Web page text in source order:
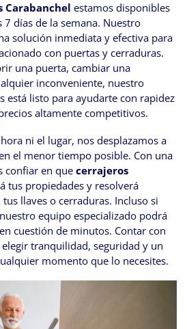
Carabanchel estamos disponibles
días de la semana. Nuestro
solución inmediata y efectiva para
con puertas y cerraduras.
una puerta, cambiar una
inconveniente, nuestro
está listo para ayudarte con rapidez
altamente competitivos.
ni el lugar, nos desplazamos a
el menor tiempo posible. Con una
confiar en que cerrajeros
tus propiedades y resolverá
llaves o cerraduras. Incluso si
equipo especializado podrá
cuestión de minutos. Contar con
tranquilidad, seguridad y un
momento que lo necesites.